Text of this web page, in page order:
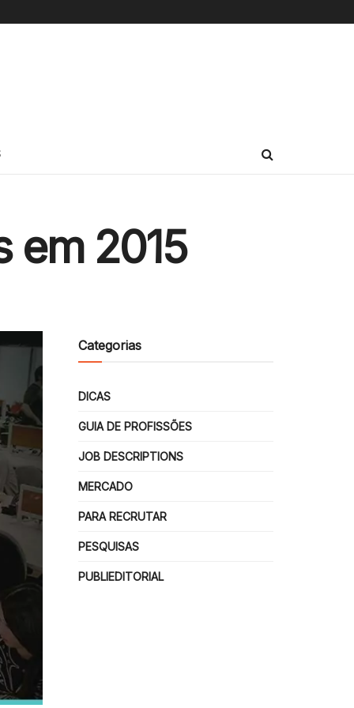
em 2015
Categorias
DICAS
GUIA DE PROFISSÕES
JOB DESCRIPTIONS
MERCADO
PARA RECRUTAR
PESQUISAS
PUBLIEDITORIAL